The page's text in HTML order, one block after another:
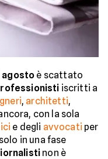
agosto è scattato
iscritti a
, architetti,
con la sola
e degli avvocati per
in una fase
non è